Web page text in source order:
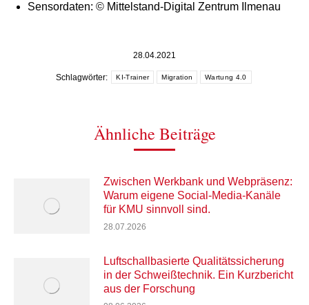
Sensordaten: © Mittelstand-Digital Zentrum Ilmenau
28.04.2021
Schlagwörter: KI-Trainer Migration Wartung 4.0
Ähnliche Beiträge
Zwischen Werkbank und Webpräsenz:
Warum eigene Social-Media-Kanäle
für KMU sinnvoll sind.
28.07.2026
Luftschallbasierte Qualitätssicherung
in der Schweißtechnik. Ein Kurzbericht
aus der Forschung